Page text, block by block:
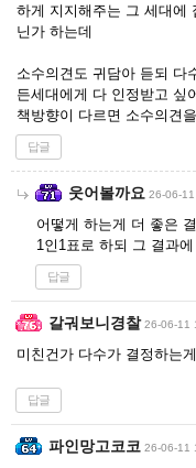
하게 지지해주는 그 세대에
닌가 하는데
소수의견도 귀담아 듣되 다
든세대에게 다 인정받고 싶
책방향이 다르면 소수의견
답글
웃어볼까요 26-06-
어떻게 하는게 더 좋은
1인1표로 하되 그 결과
답글
갈궈보니경찰 26-06-11
미친건가 다수가 결정하는
답글
파인망고코코 26-06-11